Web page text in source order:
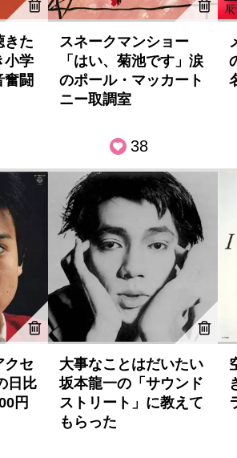
きた
小学
奮闘
スネークマンショー
「はい、菊池です」涙
のポール・マッカート
ニー取調室
38
クセ
日比
円
大事なことはだいたい
坂本龍一の「サウンド
ストリート」に教えて
もらった